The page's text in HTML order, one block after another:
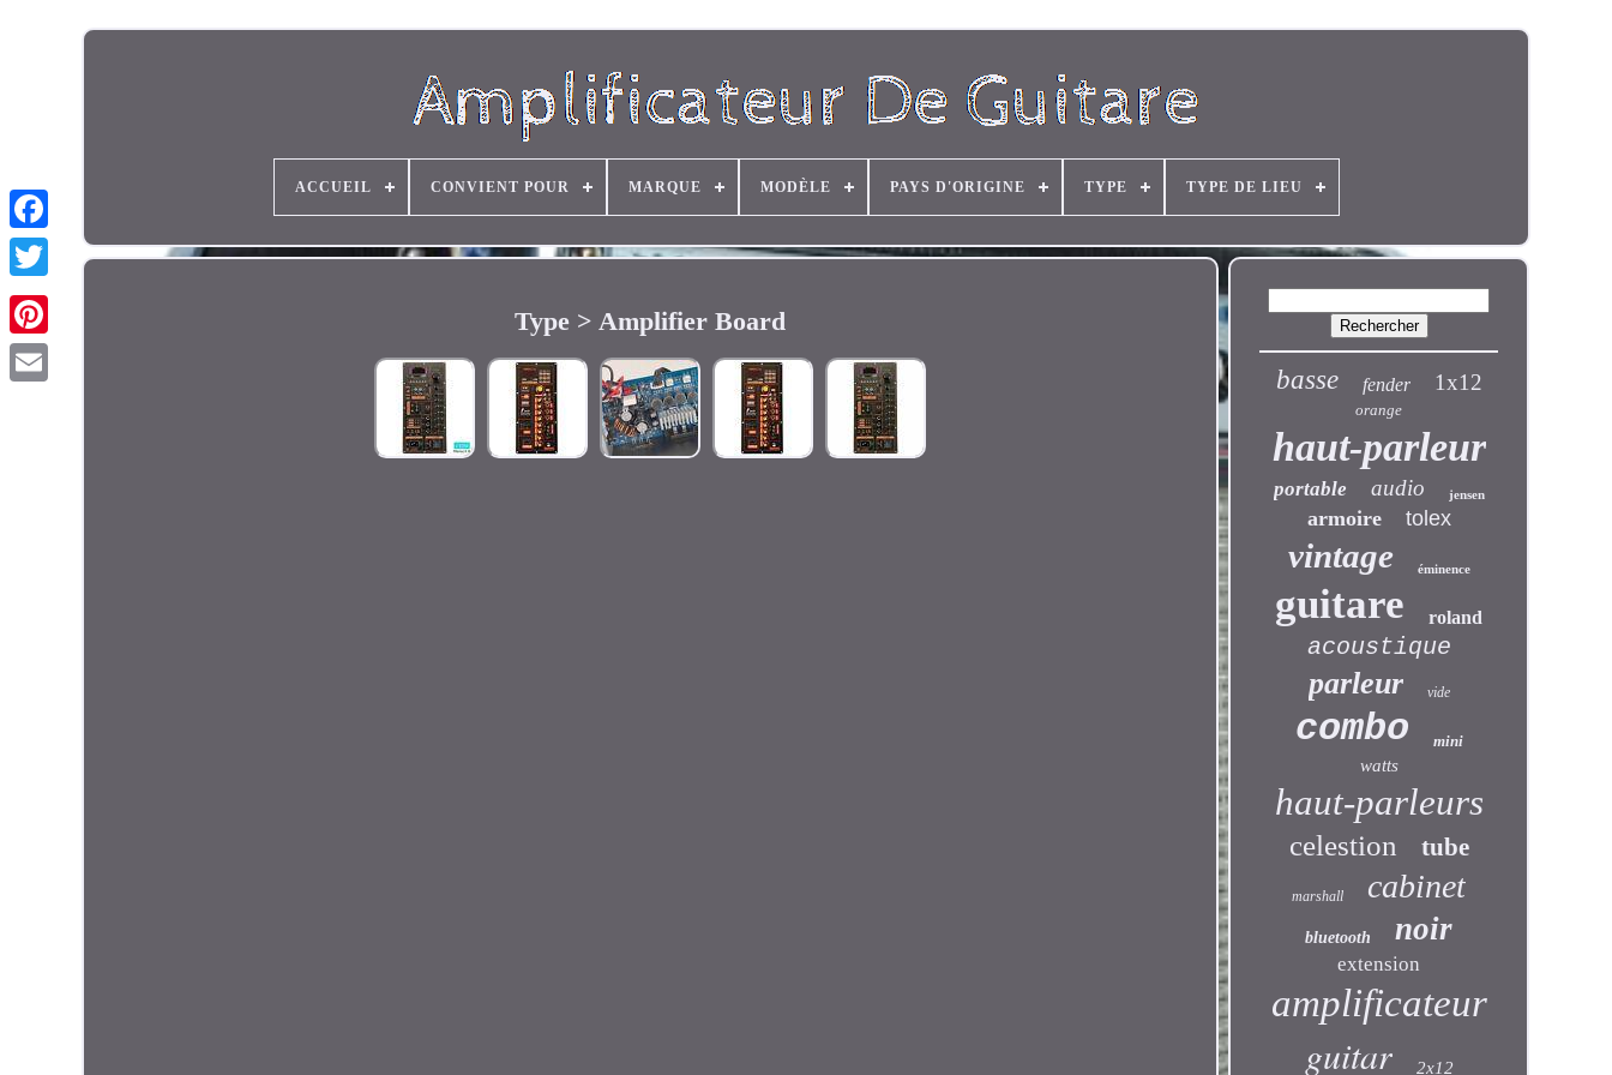
ACCUEIL CONVIENT POUR MARQUE MODÈLE PAYS D'ORIGINE TYPE TYPE DE LIEU
Type > Amplifier Board
basse
fender 1x12
orange
haut-parleur
portable audio jensen
armoire tolex
vintage éminence
guitare roland
acoustique
parleur vide
combo mini
watts
haut-parleurs
celestion tube
marshall cabinet
bluetooth noir
extension
amplificateur
guitar 2x12